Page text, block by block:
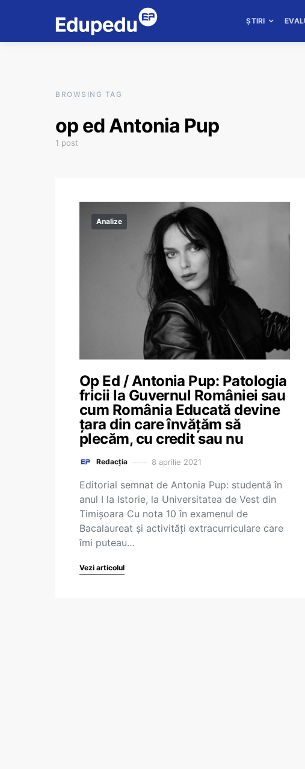
ȘTIRI
BROWSING TAG
op ed Antonia Pup
1 post
Analize
Op Ed / Antonia Pup: Patologia
fricii la Guvernul României sau
cum România Educată devine
țara din care învățăm să
plecăm, cu credit sau nu
Redacția 8 aprilie 2021
Editorial semnat de Antonia Pup: studentă în
anul I la Istorie, la Universitatea de Vest din
Timișoara Cu nota 10 în examenul de
Bacalaureat și activități extracurriculare care
îmi puteau…
Vezi articolul